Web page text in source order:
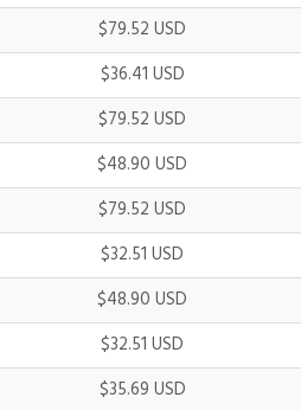
$79.52 USD
$36.41 USD
$79.52 USD
$48.90 USD
$79.52 USD
$32.51 USD
$48.90 USD
$32.51 USD
$35.69 USD